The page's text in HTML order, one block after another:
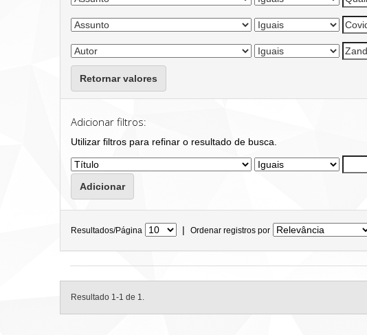
Retornar valores
Adicionar filtros:
Utilizar filtros para refinar o resultado de busca.
Resultados/Página | Ordenar registros por
Resultado 1-1 de 1.